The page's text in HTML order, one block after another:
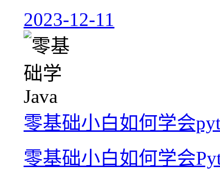
2023-12-11
零基础小白如何学会
零基础小白如何学会